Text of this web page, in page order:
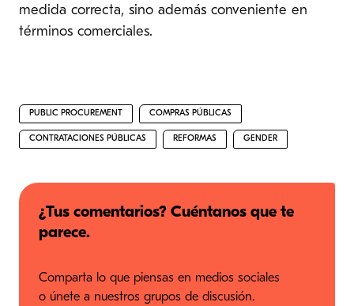
medida correcta, sino además conveniente en
términos comerciales.
PUBLIC PROCUREMENT COMPRAS PÚBLICAS
CONTRATACIONES PÚBLICAS REFORMAS GENDER
¿Tus comentarios? Cuéntanos que te
parece.
Comparta lo que piensas en medios sociales
o únete a nuestros grupos de discusión.